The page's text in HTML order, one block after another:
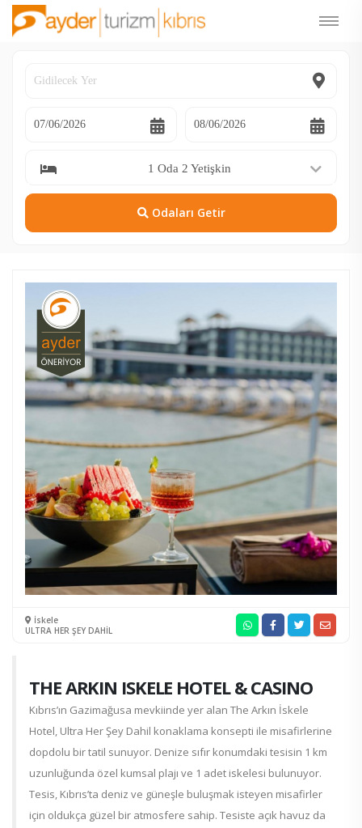
1 Oda 2 Yetişkin
Odaları Getir
İskele
ULTRA HER ŞEY DAHİL
THE ARKIN ISKELE HOTEL & CASINO
Kıbrıs’ın Gazimağusa mevkiinde yer alan The Arkın İskele
Hotel, Ultra Her Şey Dahil konaklama konsepti ile misafirlerine
dopdolu bir tatil sunuyor. Denize sıfır konumdaki tesisin 1 km
uzunluğunda özel kumsal plajı ve 1 adet iskelesi bulunuyor.
Tesis, Kıbrıs’ta deniz ve güneşle buluşmak isteyen misafirler
için oldukça güzel bir atmosfere sahip. Tesiste açık havuz da